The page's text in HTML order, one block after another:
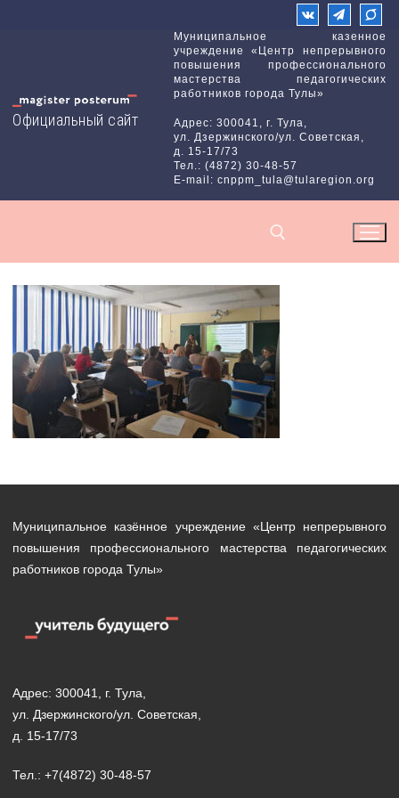
Официальный сайт
Муниципальное казенное
учреждение «Центр непрерывного
повышения профессионального
мастерства педагогических
работников города Тулы»
Адрес: 300041, г. Тула,
ул. Дзержинского/ул. Советская,
д. 15-17/73
Тел.: (4872) 30-48-57
E-mail: cnppm_tula@tularegion.org
Найти:
Муниципальное казённое учреждение «Центр непрерывного
повышения профессионального мастерства педагогических
работников города Тулы»
Адрес: 300041, г. Тула,
ул. Дзержинского/ул. Советская,
д. 15-17/73
Тел.: +7(4872) 30-48-57